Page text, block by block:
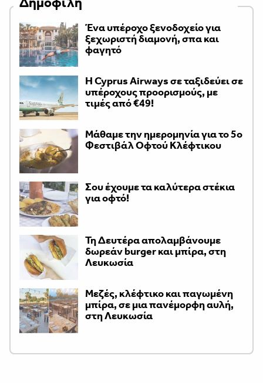
Ένα υπέροχο ξενοδοχείο για
ξεχωριστή διαμονή, σπα και
φαγητό
H Cyprus Airways σε ταξιδεύει σε
υπέροχους προορισμούς, με
τιμές από €49!
Μάθαμε την ημερομηνία για το 5ο
Φεστιβάλ Οφτού Κλέφτικου
Σου έχουμε τα καλύτερα στέκια
για οφτό!
Τη Δευτέρα απολαμβάνουμε
δωρεάν burger και μπίρα, στη
Λευκωσία
Μεζές, κλέφτικο και παγωμένη
μπίρα, σε μια πανέμορφη αυλή,
στη Λευκωσία